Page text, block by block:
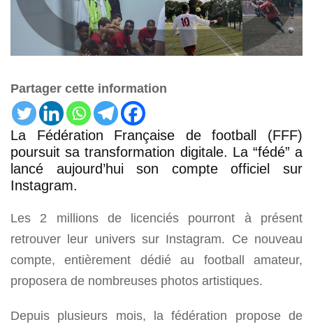
Partager cette information
La Fédération Française de football (FFF)
poursuit sa transformation digitale. La “fédé” a
lancé aujourd’hui son compte officiel sur
Instagram.
Les 2 millions de licenciés pourront à présent
retrouver leur univers sur Instagram. Ce nouveau
compte, entièrement dédié au football amateur,
proposera de nombreuses photos artistiques.
Depuis plusieurs mois, la fédération propose de